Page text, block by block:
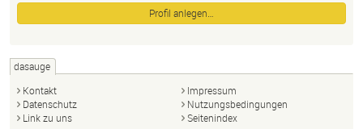
Profil anlegen…
dasauge
Kontakt
Impressum
Datenschutz
Nutzungsbedingungen
Link zu uns
Seitenindex